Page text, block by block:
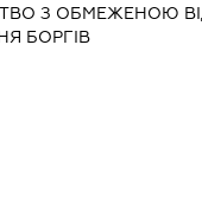
З ОБМЕЖЕНОЮ
БОРГІВ